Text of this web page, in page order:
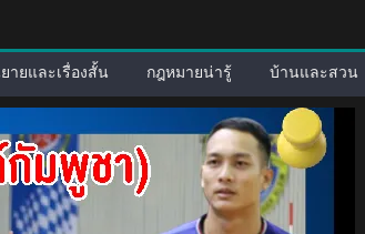
ายและเรื่องสั้น กฎหมายน่ารู้ บ้านและสวน